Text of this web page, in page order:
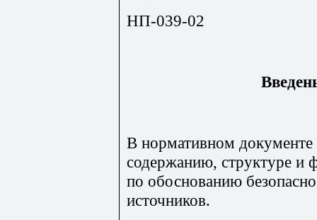
НП-039-02
В нормативном
содержанию, структуре и
по обоснованию
источников.